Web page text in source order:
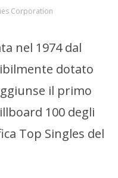
Corporation
nel 1974 dal
dotato
il primo
100 degli
Top Singles del